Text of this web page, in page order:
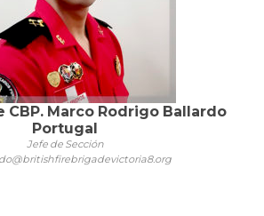
CBP. Marco Rodrigo Ballardo
Portugal
Jefe de Sección